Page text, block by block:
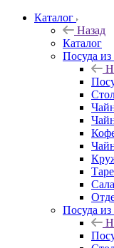
Каталог
Назад
Каталог
Посуда
Посуда